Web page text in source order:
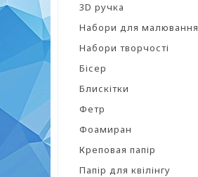
3D ручка
Набори для малювання
Набори творчості
Бісер
Блискітки
Фетр
Фоамиран
Креповая папір
Папір для квілінгу